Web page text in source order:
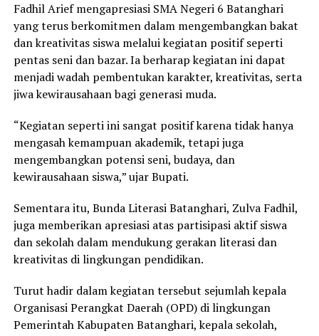
Fadhil Arief mengapresiasi SMA Negeri 6 Batanghari
yang terus berkomitmen dalam mengembangkan bakat
dan kreativitas siswa melalui kegiatan positif seperti
pentas seni dan bazar. Ia berharap kegiatan ini dapat
menjadi wadah pembentukan karakter, kreativitas, serta
jiwa kewirausahaan bagi generasi muda.
“Kegiatan seperti ini sangat positif karena tidak hanya
mengasah kemampuan akademik, tetapi juga
mengembangkan potensi seni, budaya, dan
kewirausahaan siswa,” ujar Bupati.
Sementara itu, Bunda Literasi Batanghari, Zulva Fadhil,
juga memberikan apresiasi atas partisipasi aktif siswa
dan sekolah dalam mendukung gerakan literasi dan
kreativitas di lingkungan pendidikan.
Turut hadir dalam kegiatan tersebut sejumlah kepala
Organisasi Perangkat Daerah (OPD) di lingkungan
Pemerintah Kabupaten Batanghari, kepala sekolah,